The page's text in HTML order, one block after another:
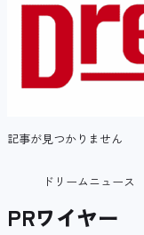
記事が見つかりません
ドリームニュース
PRワイヤー